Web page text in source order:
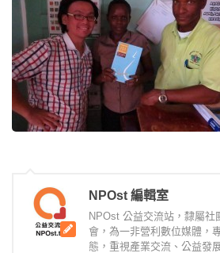
NPOst 編輯室
NPOst 公益交流站，隸屬社
會，為一非營利數位媒體，
態，重視產業交流、公益發